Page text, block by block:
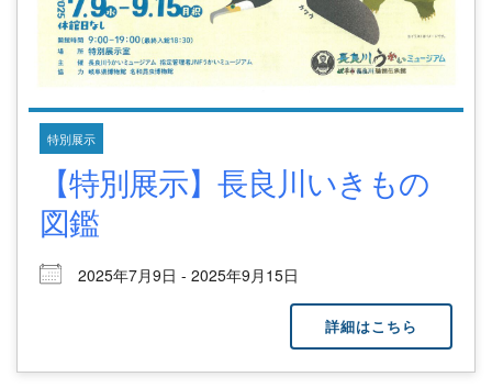
特別展示
【特別展示】長良川いきもの
図鑑
2025年7月9日 - 2025年9月15日
詳細はこちら